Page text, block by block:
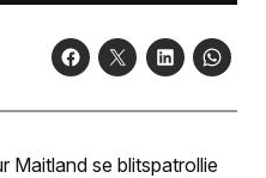
Maitland se blitspatrollie